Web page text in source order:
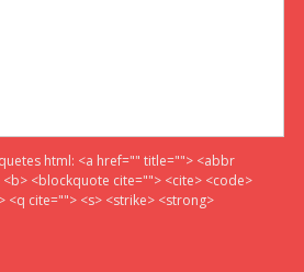
html: <a href="" title=""> <abbr
<blockquote cite=""> <cite> <code>
<q cite=""> <s> <strike> <strong>